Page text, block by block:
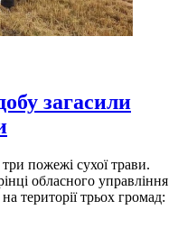
загасили
пожежі сухої трави.
обласного управління
території трьох громад: